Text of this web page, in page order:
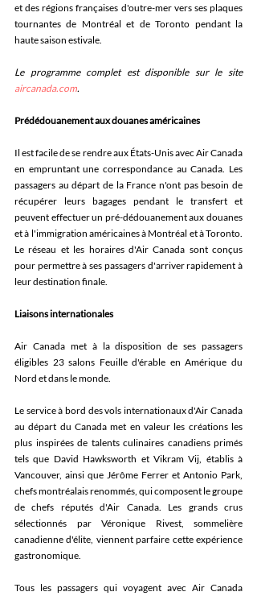
et des régions françaises d'outre-mer vers ses plaques
tournantes de Montréal et de Toronto pendant la
haute saison estivale.
Le programme complet est disponible sur le site
aircanada.com.
Prédédouanement aux douanes américaines
Il est facile de se rendre aux États-Unis avec Air Canada
en empruntant une correspondance au Canada. Les
passagers au départ de la France n'ont pas besoin de
récupérer leurs bagages pendant le transfert et
peuvent effectuer un pré-dédouanement aux douanes
et à l'immigration américaines à Montréal et à Toronto.
Le réseau et les horaires d'Air Canada sont conçus
pour permettre à ses passagers d'arriver rapidement à
leur destination finale.
Liaisons internationales
Air Canada met à la disposition de ses passagers
éligibles 23 salons Feuille d'érable en Amérique du
Nord et dans le monde.
Le service à bord des vols internationaux d'Air Canada
au départ du Canada met en valeur les créations les
plus inspirées de talents culinaires canadiens primés
tels que David Hawksworth et Vikram Vij, établis à
Vancouver, ainsi que Jérôme Ferrer et Antonio Park,
chefs montréalais renommés, qui composent le groupe
de chefs réputés d'Air Canada. Les grands crus
sélectionnés par Véronique Rivest, sommelière
canadienne d'élite, viennent parfaire cette expérience
gastronomique.
Tous les passagers qui voyagent avec Air Canada